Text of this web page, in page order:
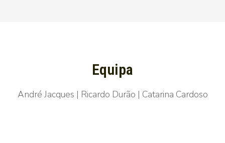
Equipa
André Jacques | Ricardo Durão | Catarina Cardoso